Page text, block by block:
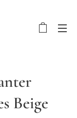
Beige